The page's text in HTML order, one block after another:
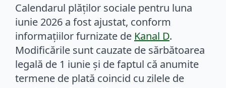
Calendarul plăților sociale pentru luna
iunie 2026 a fost ajustat, conform
informațiilor furnizate de Kanal D.
Modificările sunt cauzate de sărbătoarea
legală de 1 iunie și de faptul că anumite
termene de plată coincid cu zilele de